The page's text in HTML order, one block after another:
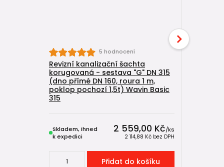
5 hodnocení
Revizní kanalizační šachta
korugovaná - sestava "G" DN 315
(dno přímé DN 160, roura 1 m,
poklop pochozí 1,5t) Wavin Basic
315
2 559,00 Kč/ks
2 114,88 Kč bez DPH
Skladem, ihned
k expedici
Přidat do košíku